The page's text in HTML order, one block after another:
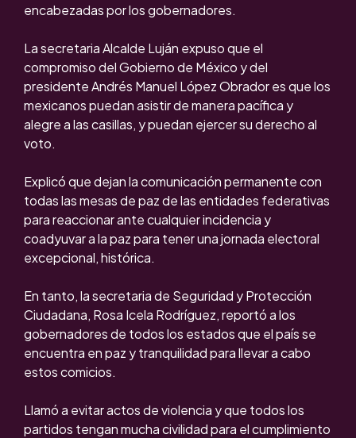
encabezadas por los gobernadores.
La secretaria Alcalde Luján expuso que el
compromiso del Gobierno de México y del
presidente Andrés Manuel López Obrador es que los
mexicanos puedan asistir de manera pacífica y
alegre a las casillas, y puedan ejercer su derecho al
voto.
Explicó que dejan la comunicación permanente con
todas las mesas de paz de las entidades federativas
para reaccionar ante cualquier incidencia y
coadyuvar a la paz para tener una jornada electoral
excepcional, histórica.
En tanto, la secretaria de Seguridad y Protección
Ciudadana, Rosa Icela Rodríguez, reportó a los
gobernadores de todos los estados que el país se
encuentra en paz y tranquilidad para llevar a cabo
estos comicios.
Llamó a evitar actos de violencia y que todos los
partidos tengan mucha civilidad para el cumplimiento